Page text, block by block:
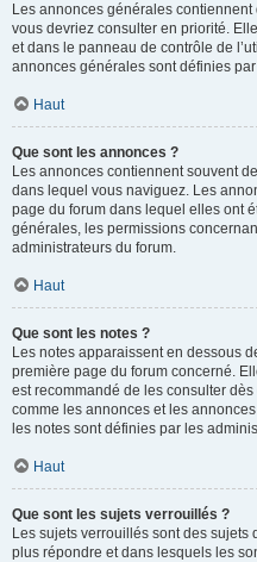
Les annonces générales
vous devriez consulter en priorité.
et dans le panneau de contrôle de
annonces générales sont définies
Haut
Que sont les annonces ?
Les annonces contiennent souvent
dans lequel vous naviguez. Les
page du forum dans lequel elles ont
générales, les permissions
administrateurs du forum.
Haut
Que sont les notes ?
Les notes apparaissent en dessous
première page du forum concerné.
est recommandé de les consulter
comme les annonces et les
les notes sont définies par les
Haut
Que sont les sujets verrouillés ?
Les sujets verrouillés sont des
plus répondre et dans lesquels les